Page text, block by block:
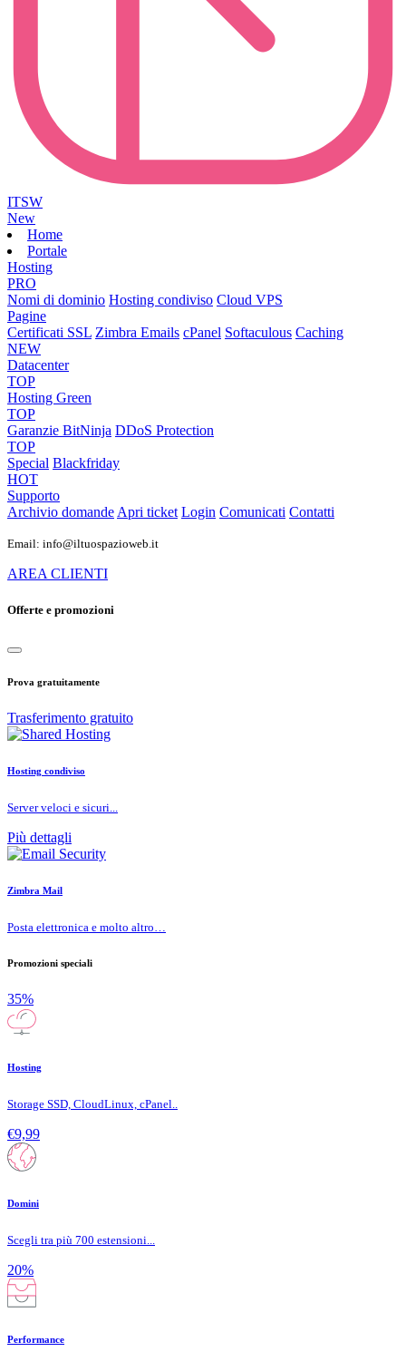
ITSW
New
Home
Portale
Hosting
PRO
Nomi di dominio Hosting condiviso Cloud VPS
Pagine
Certificati SSL Zimbra Emails cPanel Softaculous Caching
NEW
Datacenter
TOP
Hosting Green
TOP
Garanzie BitNinja DDoS Protection
TOP
Special Blackfriday
HOT
Supporto
Archivio domandeApri ticket Login Comunicati Contatti
Email: info@iltuospazioweb.it
AREA CLIENTI
Offerte e promozioni
Prova gratuitamente
Trasferimento gratuito
Hosting condiviso
Server veloci e sicuri...
Più dettagli
Zimbra Mail
Posta elettronica e molto altro…
Promozioni speciali
35%
Hosting
Storage SSD, CloudLinux, cPanel..
€9,99
Domini
Scegli tra più 700 estensioni...
20%
Performance